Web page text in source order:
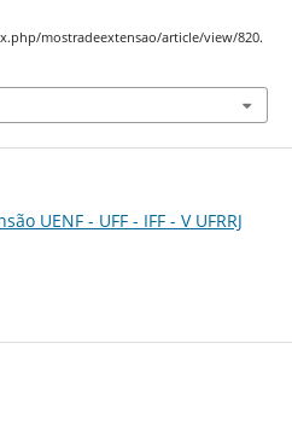
mostradeextensao/article/view/820.
UENF - UFF - IFF - V UFRRJ